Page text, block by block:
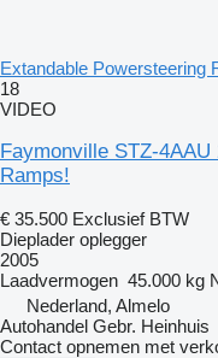
Extandable Powersteering
18
VIDEO
Faymonville STZ-
Ramps!
€ 35.500 Exclusief BTW
Dieplader oplegger
2005
Laadvermogen 45.000 kg
Nederland, Almelo
Autohandel Gebr. Heinhuis
Contact opnemen met